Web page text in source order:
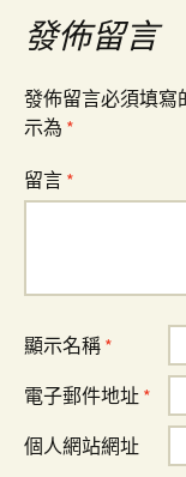
覽發佈留言
發佈留言必須填寫
示為 *
留言 *
顯示名稱 *
電子郵件地址 *
個人網站網址